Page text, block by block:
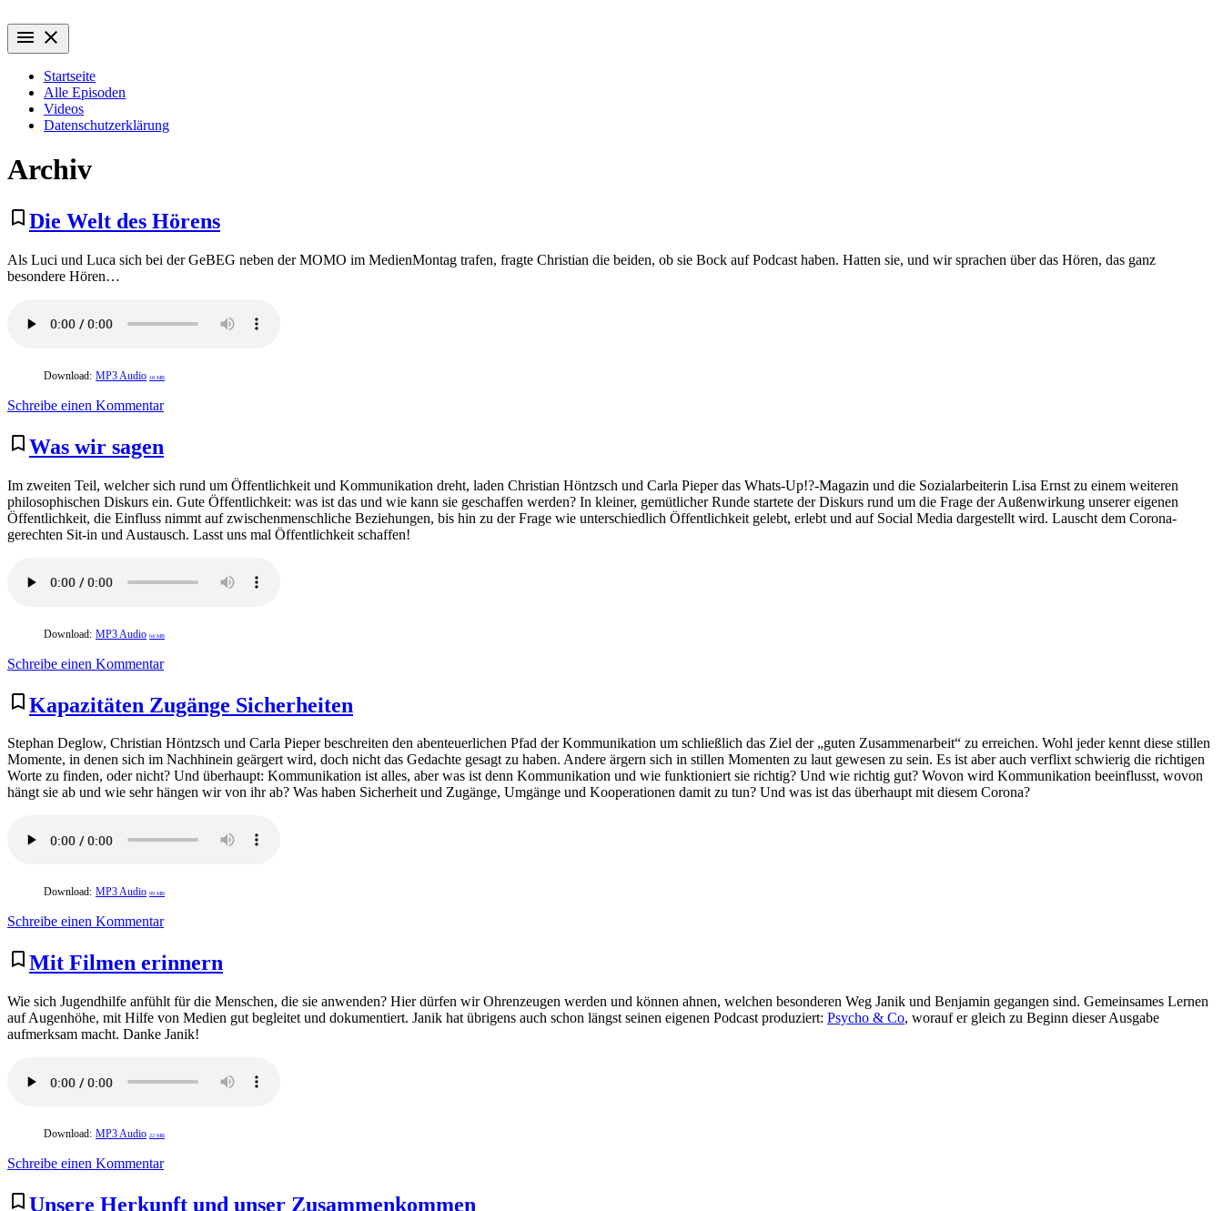
Inhalt
springen
ansatzWEISE
Zeit für Fragen aus der sozialen Arbeit
menu close
Startseite
Alle Episoden
Videos
Datenschutzerklärung
Archiv
bookmark_border Die Welt des Hörens
Als Luci und Luca sich bei der GeBEG neben der MOMO im MedienMontag trafen, fragte Christian die beiden, ob sie Bock auf Podcast haben. Hatten sie, und wir sprachen über das Hören, das ganz
besondere Hören…
Download: MP3 Audio 18 MB
Schreibe einen Kommentarzu
des
bookmark_border Was wir sagen
Im zweiten Teil, welcher sich rund um Öffentlichkeit und Kommunikation dreht, laden Christian Höntzsch und Carla Pieper das Whats-Up!?-Magazin und die Sozialarbeiterin Lisa Ernst zu einem weiteren
philosophischen Diskurs ein. Gute Öffentlichkeit: was ist das und wie kann sie geschaffen werden? In kleiner, gemütlicher Runde startete der Diskurs rund um die Frage der Außenwirkung unserer eigenen
Öffentlichkeit, die Einfluss nimmt auf zwischenmenschliche Beziehungen, bis hin zu der Frage wie unterschiedlich Öffentlichkeit gelebt, erlebt und auf Social Media dargestellt wird. Lauscht dem Corona-
gerechten Sit-in und Austausch. Lasst uns mal Öffentlichkeit schaffen!
Download: MP3 Audio 64 MB
Schreibe einen Kommentarzu
sagen
bookmark_border Kapazitäten Zugänge Sicherheiten
Stephan Deglow, Christian Höntzsch und Carla Pieper beschreiten den abenteuerlichen Pfad der Kommunikation um schließlich das Ziel der „guten Zusammenarbeit“ zu erreichen. Wohl jeder kennt diese stillen
Momente, in denen sich im Nachhinein geärgert wird, doch nicht das Gedachte gesagt zu haben. Andere ärgern sich in stillen Momenten zu laut gewesen zu sein. Es ist aber auch verflixt schwierig die richtigen
Worte zu finden, oder nicht? Und überhaupt: Kommunikation ist alles, aber was ist denn Kommunikation und wie funktioniert sie richtig? Und wie richtig gut? Wovon wird Kommunikation beeinflusst, wovon
hängt sie ab und wie sehr hängen wir von ihr ab? Was haben Sicherheit und Zugänge, Umgänge und Kooperationen damit zu tun? Und was ist das überhaupt mit diesem Corona?
Download: MP3 Audio 99 MB
Schreibe einen Kommentarzu
Zugänge
Sicherheiten
bookmark_border Mit Filmen erinnern
Wie sich Jugendhilfe anfühlt für die Menschen, die sie anwenden? Hier dürfen wir Ohrenzeugen werden und können ahnen, welchen besonderen Weg Janik und Benjamin gegangen sind. Gemeinsames Lernen
auf Augenhöhe, mit Hilfe von Medien gut begleitet und dokumentiert. Janik hat übrigens auch schon längst seinen eigenen Podcast produziert: Psycho & Co, worauf er gleich zu Beginn dieser Ausgabe
aufmerksam macht. Danke Janik!
Download: MP3 Audio 22 MB
Schreibe einen Kommentarzu
Filmen
bookmark_border Unsere Herkunft und unser Zusammenkommen